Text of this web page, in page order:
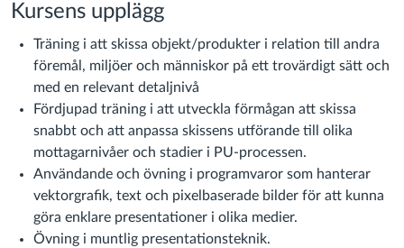
Kursens upplägg
Träning i att skissa objekt/produkter i relation till andra
föremål, miljöer och människor på ett trovärdigt sätt och
med en relevant detaljnivå
Fördjupad träning i att utveckla förmågan att skissa
snabbt och att anpassa skissens utförande till olika
mottagarnivåer och stadier i PU-processen.
Användande och övning i programvaror som hanterar
vektorgrafik, text och pixelbaserade bilder för att kunna
göra enklare presentationer i olika medier.
Övning i muntlig presentationsteknik.